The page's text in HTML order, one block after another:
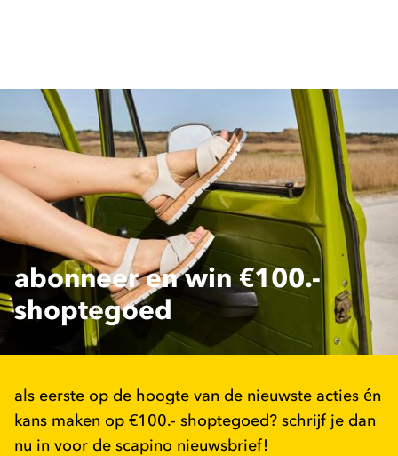
abonneer en win €100.-
shoptegoed
als eerste op de hoogte van de nieuwste acties én
kans maken op €100.- shoptegoed? schrijf je dan
nu in voor de scapino nieuwsbrief!